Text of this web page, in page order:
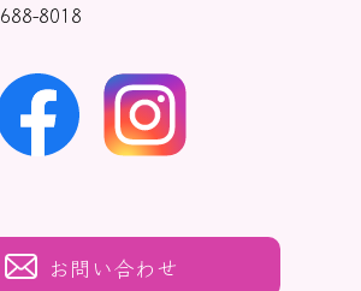
8018
お問い合わせ